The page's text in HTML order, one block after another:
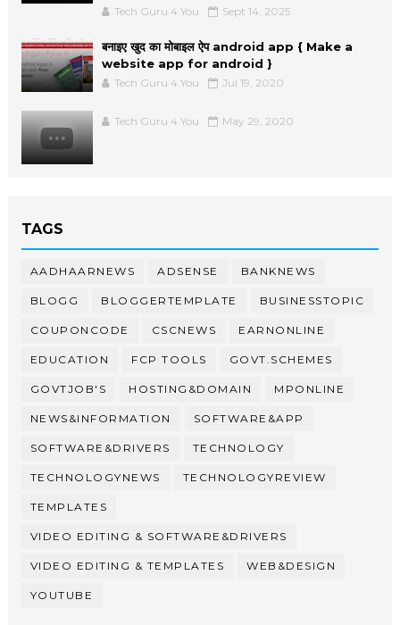
Tech Guru 4 You Sept 14, 2025
बनाइए खुद का मोबाइल ऐप android app { Make a
website app for android }
Tech Guru 4 You Jul 19, 2020
Tech Guru 4 You May 29, 2020
TAGS
AADHAARNEWS ADSENSE BANKNEWS
BLOGG BLOGGERTEMPLATE BUSINESSTOPIC
COUPONCODE CSCNEWS EARNONLINE
EDUCATION FCP TOOLS GOVT.SCHEMES
GOVTJOB'S HOSTING&DOMAIN MPONLINE
NEWS&INFORMATION SOFTWARE&APP
SOFTWARE&DRIVERS TECHNOLOGY
TECHNOLOGYNEWS TECHNOLOGYREVIEW
TEMPLATES
VIDEO EDITING & SOFTWARE&DRIVERS
VIDEO EDITING & TEMPLATES WEB&DESIGN
YOUTUBE